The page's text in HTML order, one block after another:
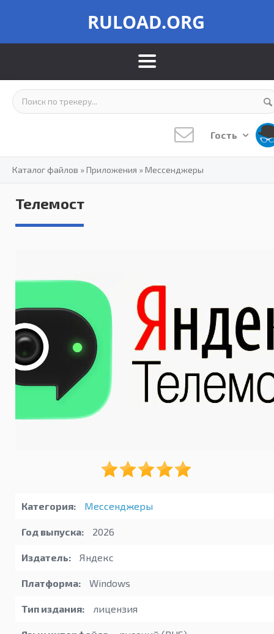
RULOAD.ORG
Гость
Каталог файлов »Приложения »Мессенджеры
Телемост
Категория: Мессенджеры
Год выпуска: 2026
Издатель: Яндекс
Платформа: Windows
Тип издания: лицензия